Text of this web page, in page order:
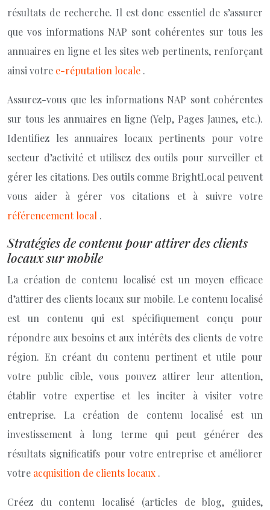
résultats de recherche. Il est donc essentiel de s’assurer
que vos informations NAP sont cohérentes sur tous les
annuaires en ligne et les sites web pertinents, renforçant
ainsi votre e-réputation locale .
Assurez-vous que les informations NAP sont cohérentes
sur tous les annuaires en ligne (Yelp, Pages Jaunes, etc.).
Identifiez les annuaires locaux pertinents pour votre
secteur d’activité et utilisez des outils pour surveiller et
gérer les citations. Des outils comme BrightLocal peuvent
vous aider à gérer vos citations et à suivre votre
référencement local .
Stratégies de contenu pour attirer des clients
locaux sur mobile
La création de contenu localisé est un moyen efficace
d’attirer des clients locaux sur mobile. Le contenu localisé
est un contenu qui est spécifiquement conçu pour
répondre aux besoins et aux intérêts des clients de votre
région. En créant du contenu pertinent et utile pour
votre public cible, vous pouvez attirer leur attention,
établir votre expertise et les inciter à visiter votre
entreprise. La création de contenu localisé est un
investissement à long terme qui peut générer des
résultats significatifs pour votre entreprise et améliorer
votre acquisition de clients locaux .
Créez du contenu localisé (articles de blog, guides,